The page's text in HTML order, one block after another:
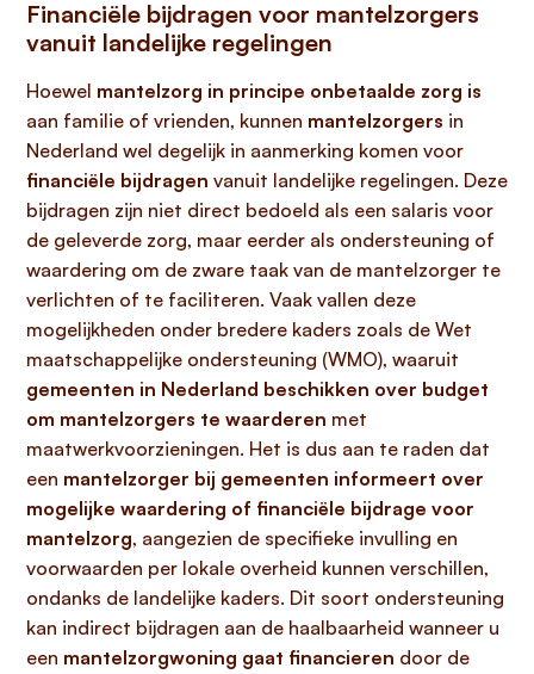
Financiële bijdragen voor mantelzorgers
vanuit landelijke regelingen
Hoewel mantelzorg in principe onbetaalde zorg is
aan familie of vrienden, kunnen mantelzorgers in
Nederland wel degelijk in aanmerking komen voor
financiële bijdragen vanuit landelijke regelingen. Deze
bijdragen zijn niet direct bedoeld als een salaris voor
de geleverde zorg, maar eerder als ondersteuning of
waardering om de zware taak van de mantelzorger te
verlichten of te faciliteren. Vaak vallen deze
mogelijkheden onder bredere kaders zoals de Wet
maatschappelijke ondersteuning (WMO), waaruit
gemeenten in Nederland beschikken over budget
om mantelzorgers te waarderen met
maatwerkvoorzieningen. Het is dus aan te raden dat
een mantelzorger bij gemeenten informeert over
mogelijke waardering of financiële bijdrage voor
mantelzorg, aangezien de specifieke invulling en
voorwaarden per lokale overheid kunnen verschillen,
ondanks de landelijke kaders. Dit soort ondersteuning
kan indirect bijdragen aan de haalbaarheid wanneer u
een mantelzorgwoning gaat financieren door de